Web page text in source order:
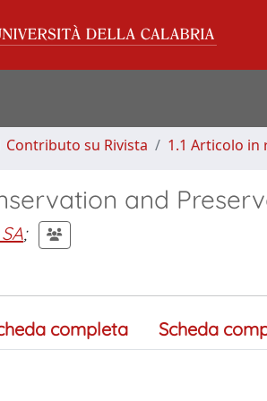
Contributo su Rivista 1.1 Articolo in
and
;
completa Scheda